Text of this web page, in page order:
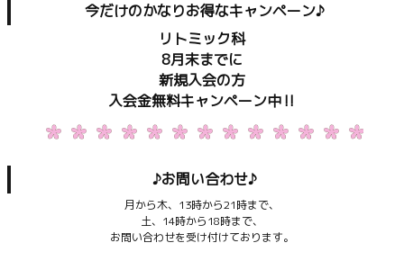
今だけのかなりお得なキャンペーン♪
リトミック科
8月末までに
新規入会の方
入会金無料キャンペーン中‼︎
♪お問い合わせ♪
月から木、13時から21時まで、
土、14時から18時まで、
お問い合わせを受け付けております。